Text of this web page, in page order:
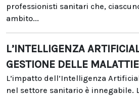
professionisti sanitari che,
ambito...
L’INTELLIGENZA
GESTIONE DELLE
L’impatto dell’Intelligenza
nel settore sanitario è innegabile.